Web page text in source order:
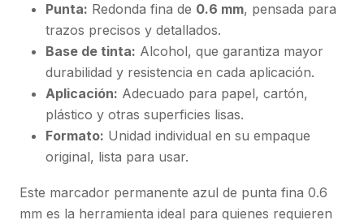
Punta: Redonda fina de 0.6 mm, pensada para
trazos precisos y detallados.
Base de tinta: Alcohol, que garantiza mayor
durabilidad y resistencia en cada aplicación.
Aplicación: Adecuado para papel, cartón,
plástico y otras superficies lisas.
Formato: Unidad individual en su empaque
original, lista para usar.
Este marcador permanente azul de punta fina 0.6
mm es la herramienta ideal para quienes requieren